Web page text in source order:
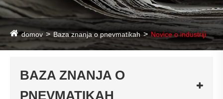
domov Baza znanja o pnevmatikah Novice o industriji
BAZA ZNANJA O
PNEVMATIKAH